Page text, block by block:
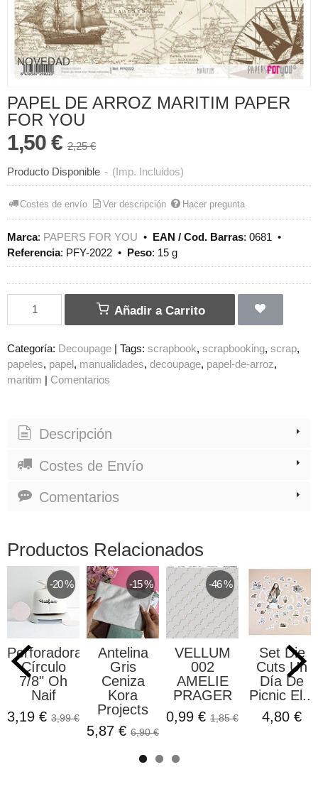
NOVEDAD
PAPEL DE ARROZ MARITIM PAPER
FOR YOU
1,50 € 2,25 €
Producto Disponible - (Imp. Incluidos)
Costes de envío Ver descripción Hacer pregunta
Marca: PAPERS FOR YOU • EAN / Cod. Barras: 0681 •
Referencia: PFY-2022 • Peso: 15 g
Añadir a Carrito
Categoría: Decoupage | Tags: scrapbook scrapbooking scrap
papeles papel manualidades decoupage papel-de-arroz
maritim | Comentarios
Descripción
Costes de Envío
Comentarios
Productos Relacionados
-20 %
Perforadora
Círculo
7/8" Oh
Naif
3,19 € 3,99 €
-15 %
Antelina
Gris
Ceniza
Kora
Projects
5,87 € 6,90 €
-46 %
VELLUM
002
AMELIE
PRAGER
0,99 € 1,85 €
Set Die
Cuts Un
Día De
Picnic El...
4,80 €